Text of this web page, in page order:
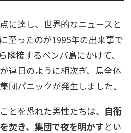
に達し、世界的なニュースと
至ったのが1995年の出来事で
隣接するペンバ島にかけて、
連日のように相次ぎ、島全体
団パニックが発生しました。
とを恐れた男性たちは、 自衛
焚き、集団で夜を明かすとい